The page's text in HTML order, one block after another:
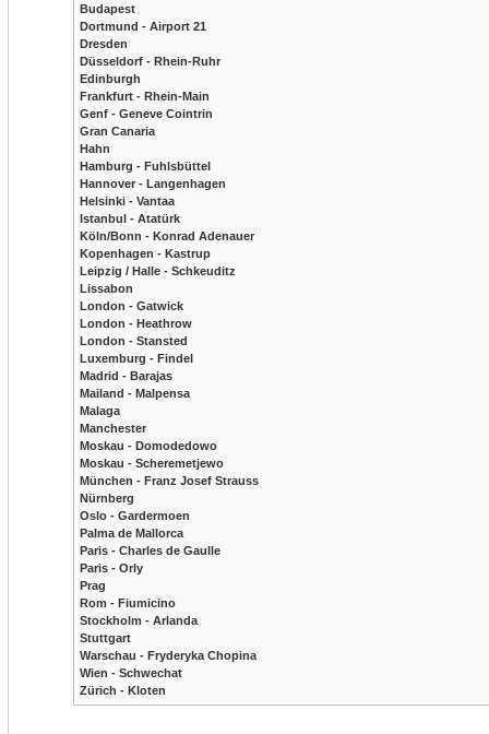
Budapest
Dortmund - Airport 21
Dresden
Düsseldorf - Rhein-Ruhr
Edinburgh
Frankfurt - Rhein-Main
Genf - Geneve Cointrin
Gran Canaria
Hahn
Hamburg - Fuhlsbüttel
Hannover - Langenhagen
Helsinki - Vantaa
Istanbul - Atatürk
Köln/Bonn - Konrad Adenauer
Kopenhagen - Kastrup
Leipzig / Halle - Schkeuditz
Lissabon
London - Gatwick
London - Heathrow
London - Stansted
Luxemburg - Findel
Madrid - Barajas
Mailand - Malpensa
Malaga
Manchester
Moskau - Domodedowo
Moskau - Scheremetjewo
München - Franz Josef Strauss
Nürnberg
Oslo - Gardermoen
Palma de Mallorca
Paris - Charles de Gaulle
Paris - Orly
Prag
Rom - Fiumicino
Stockholm - Arlanda
Stuttgart
Warschau - Fryderyka Chopina
Wien - Schwechat
Zürich - Kloten